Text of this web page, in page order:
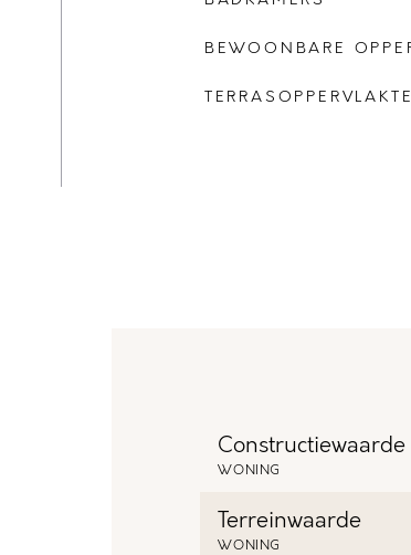
BEWOONBARE
TERRASOPPERVLAKTE
Constructiewaarde
WONING
Terreinwaarde
WONING